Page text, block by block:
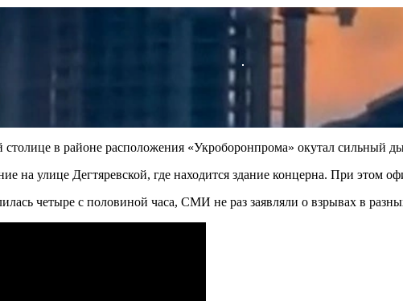
в районе расположения «Укроборонпрома» окутал сильный
улице Дегтяревской, где находится здание концерна. При этом
четыре с половиной часа, СМИ не раз заявляли о взрывах в